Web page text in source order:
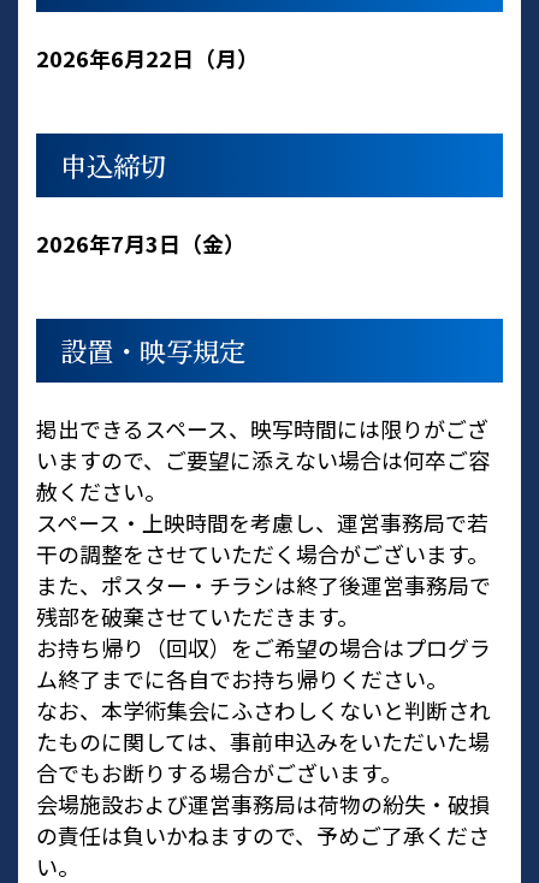
2026年6月22日（月）
申込締切
2026年7月3日（金）
設置・映写規定
掲出できるスペース、映写時間には限りがござ
いますので、ご要望に添えない場合は何卒ご容
赦ください。
スペース・上映時間を考慮し、運営事務局で若
干の調整をさせていただく場合がございます。
また、ポスター・チラシは終了後運営事務局で
残部を破棄させていただきます。
お持ち帰り（回収）をご希望の場合はプログラ
ム終了までに各自でお持ち帰りください。
なお、本学術集会にふさわしくないと判断され
たものに関しては、事前申込みをいただいた場
合でもお断りする場合がございます。
会場施設および運営事務局は荷物の紛失・破損
の責任は負いかねますので、予めご了承くださ
い。